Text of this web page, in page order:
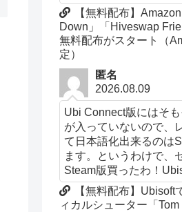
【無料配布】
Down」「Hiveswap
無料配布がスタート（
定）
匿名
2026.08.09
Ubi Connect版にはそ
が入っていないので、
て日本語化出来るのは
ます。というわけで、
Steam版買ったわ！
【無料配布】Ubisoft
ィカルシューター「